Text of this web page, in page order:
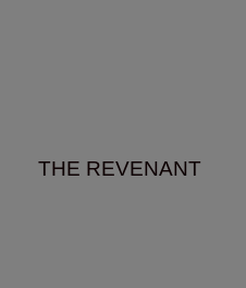
THE REVENANT